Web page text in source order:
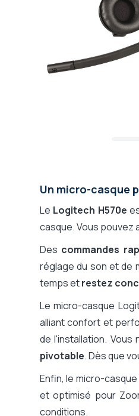
Micro / Environnement
Nombre de micros
Casque pliant,
Un micro-casque
Le Logitech H570e
casque. Vous pouvez
Des commandes
réglage du son et de
temps etrestez
Le micro-casque
alliant confort et
de l'installation.
pivotable. Dès que
Enfin, le micro-
et optimisé pour
conditions.